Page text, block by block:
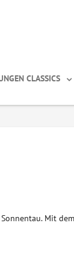
CLASSICS
Mit